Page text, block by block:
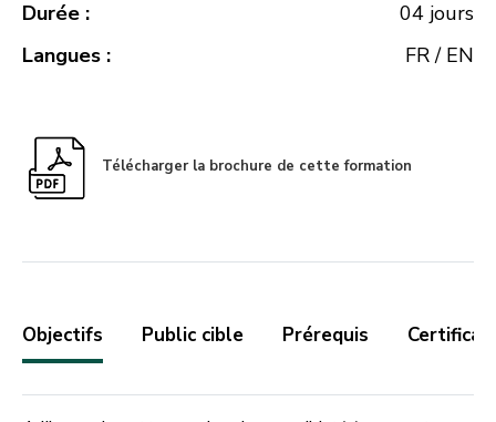
Durée :
04 jours
Langues :
FR / EN
Télécharger la brochure de cette formation
Objectifs Public cible Prérequis